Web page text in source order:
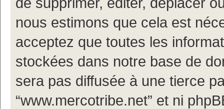
nous estimons que cela est
acceptez que toutes les
stockées dans notre base de
sera pas diffusée à une tierce
“www.mercotribe.net” et ni